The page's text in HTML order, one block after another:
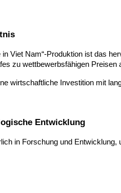
in Viet Nam“-Produktion ist das
zu wettbewerbsfähigen Preisen
wirtschaftliche Investition mit
Entwicklung
in Forschung und